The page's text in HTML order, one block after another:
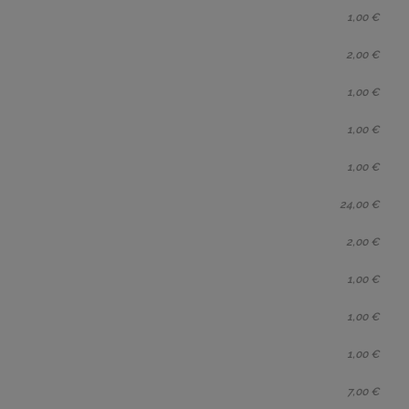
1,00 €
2,00 €
1,00 €
1,00 €
1,00 €
24,00 €
2,00 €
1,00 €
1,00 €
1,00 €
7,00 €